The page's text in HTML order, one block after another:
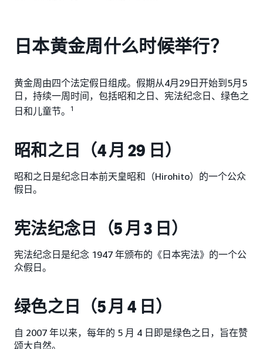
日本黄金周什么时候举行？
黄金周由四个法定假日组成。假期从4月29日开始到5月5
日，持续一周时间，包括昭和之日、宪法纪念日、绿色之
日和儿童节。
1
昭和之日（4 月 29 日）
昭和之日是纪念日本前天皇昭和（Hirohito）的一个公众
假日。
宪法纪念日（5 月 3 日）
宪法纪念日是纪念 1947 年颁布的《日本宪法》的一个公
众假日。
绿色之日（5 月 4 日）
自 2007 年以来，每年的 5 月 4 日即是绿色之日，旨在赞
颂大自然。